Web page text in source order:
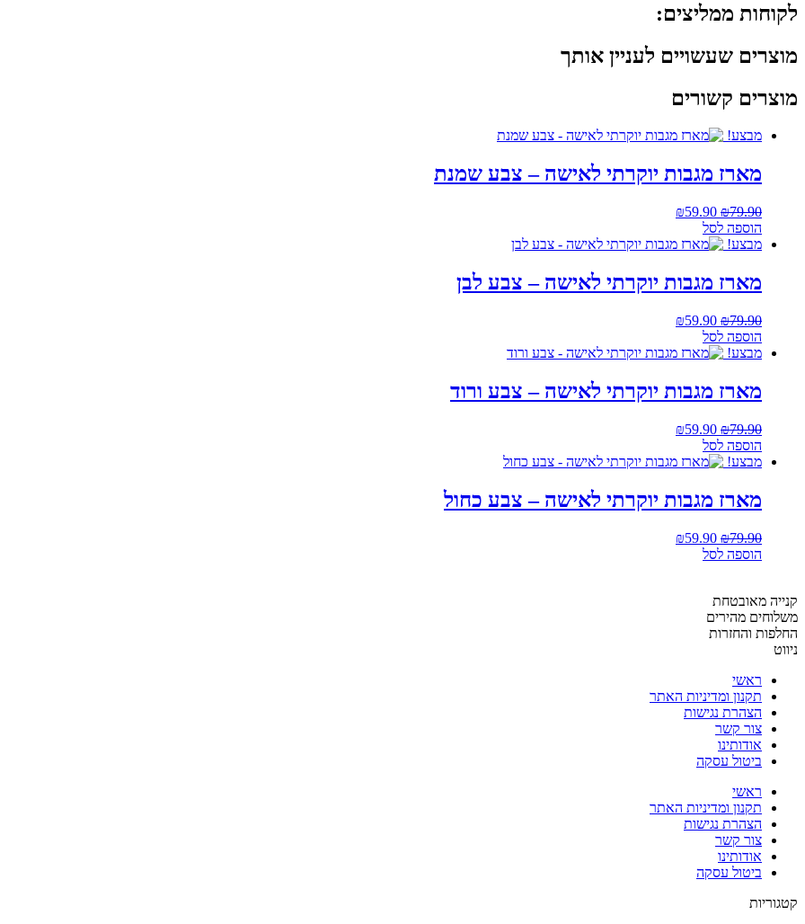
לקוחות ממליצים:
מוצרים שעשויים לעניין אותך
מוצרים קשורים
מבצע!
מארז מגבות יוקרתי לאישה – צבע שמנת
₪79.90
המחיר
המקורי
היה:
₪59.90
הוא:
הוספה לסל
מבצע!
מארז מגבות יוקרתי לאישה – צבע לבן
₪79.90
המחיר
המקורי
היה:
₪59.90
הוא:
הוספה לסל
מבצע!
מארז מגבות יוקרתי לאישה – צבע ורוד
₪79.90
המחיר
המקורי
היה:
₪59.90
הוא:
הוספה לסל
מבצע!
מארז מגבות יוקרתי לאישה – צבע כחול
₪79.90
המחיר
המקורי
₪59.90
הוספה לסל
קנייה מאובטחת
משלוחים מהירים
החלפות והחזרות
ניווט
ראשי
תקנון ומדיניות האתר
הצהרת נגישות
צור קשר
אודותינו
ביטול עסקה
ראשי
תקנון ומדיניות האתר
הצהרת נגישות
צור קשר
אודותינו
ביטול עסקה
קטגוריות